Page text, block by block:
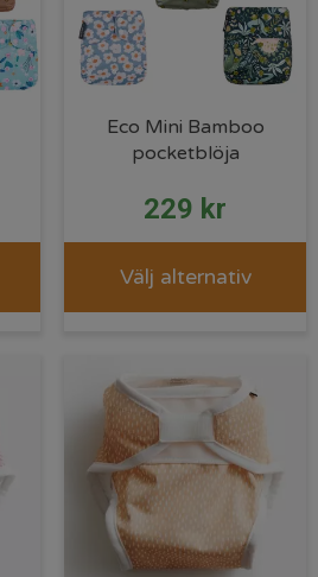
Eco Mini Bamboo
pocketblöja
229 kr
Välj alternativ